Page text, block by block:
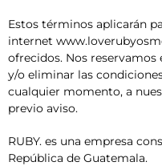
Estos términos aplicarán
internet
ofrecidos. Nos
y/o eliminar las
cualquier momento, a
previo aviso.
RUBY. es una empresa
República de Guatemala.